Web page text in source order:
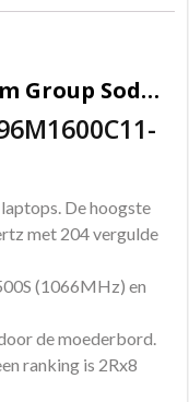
4GB 2Rx8 PC3-12800S Team Group Sodimm geheugen
De hoogste
met 204 vergulde
(1066MHz) en
de moederbord.
ranking is 2Rx8